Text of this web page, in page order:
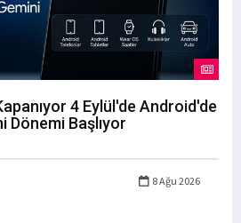
4 Eylül'de Android'de
Dönemi Başlıyor
8 Ağu 2026